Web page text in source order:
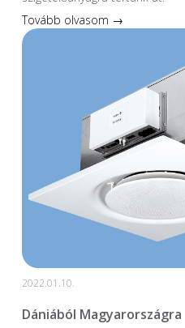
Tovább olvasom →
2022.01.10.
Dániából Magyarországra